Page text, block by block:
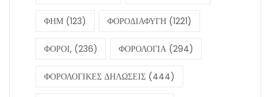
ΦΗΜ (123) ΦΟΡΟΔΙΑΦΥΓΗ (1221)
ΦΟΡΟΙ, (236) ΦΟΡΟΛΟΓΙΑ (294)
ΦΟΡΟΛΟΓΙΚΕΣ ΔΗΛΩΣΕΙΣ (444)